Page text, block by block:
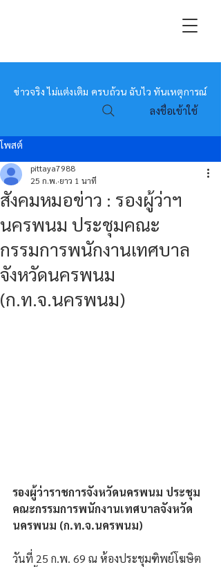
หมอข่าว
ข่าวจริง ไม่แต่งเติม ครบถ้วน ฉับไว ทันเหตุการณ์
ลงชื่อเข้าใช้
โพสต์
สังคมหมอข่าว : รองผู้ว่าฯ
นครพนม ประชุมคณะ
กรรมการพนักงานเทศบาล
จังหวัดนครพนม
(ก.ท.จ.นครพนม)
pittaya7988
25 ก.พ. ยาว 1 นาที
รองผู้ว่าราชการจังหวัดนครพนม ประชุม
คณะกรรมการพนักงานเทศบาลจังหวัด
นครพนม (ก.ท.จ.นครพนม)
วันที่ 25 ก.พ. 69 ณ ห้องประชุมฑิพย์โฆษิต